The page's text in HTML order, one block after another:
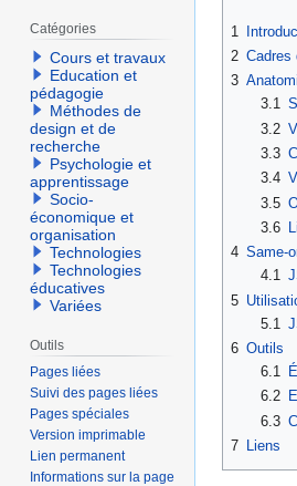
navigation
recherche
1
2 Cadres
3
3.1
3.2
3.3
3.4
3.5
3.6
4 Same-
4.1
5
5.1
6 Outils
6.1
6.2
6.3
7
Liens
Catégories
Cours et travaux
Education et
pédagogie
Méthodes de
design et de
recherche
Psychologie et
apprentissage
Socio-
économique et
organisation
Technologies
Technologies
éducatives
Variées
Outils
Pages liées
Suivi des pages liées
Pages spéciales
Version imprimable
Lien permanent
Informations sur la page